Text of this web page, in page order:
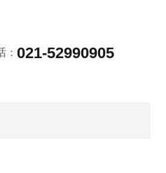
：021-52990905